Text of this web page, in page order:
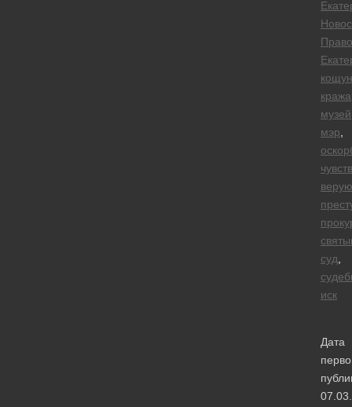
кража
музей
мэр,
чувств
суд,
иск
Дата